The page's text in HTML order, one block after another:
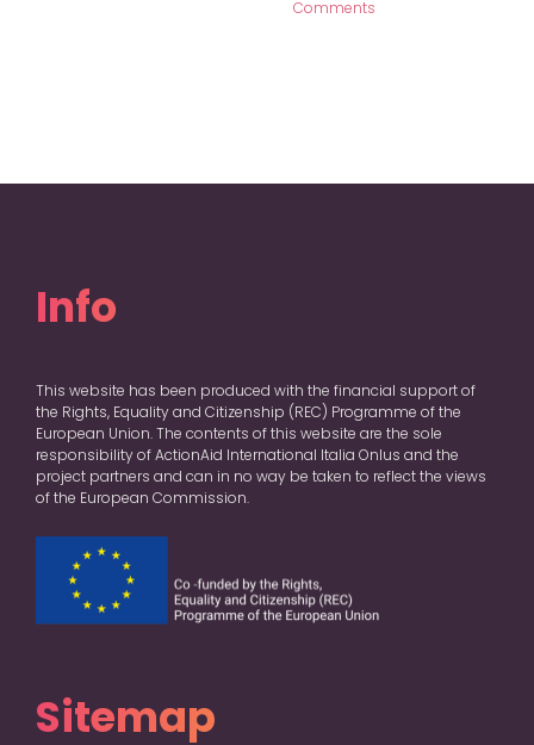
Comments
Info
This website has been produced with the financial support of
the Rights, Equality and Citizenship (REC) Programme of the
European Union. The contents of this website are the sole
responsibility of ActionAid International Italia Onlus and the
project partners and can in no way be taken to reflect the views
of the European Commission.
Sitemap